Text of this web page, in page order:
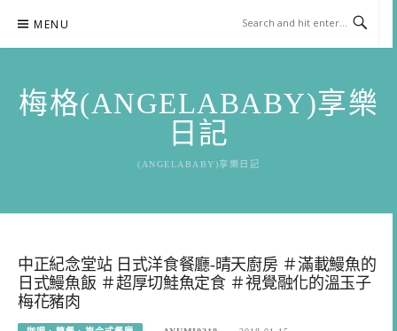
content
MENU
梅格(ANGELABABY)享樂
日記
(ANGELABABY)享樂日記
中正紀念堂站 日式洋食餐廳-晴天廚房 ＃滿載鰻魚的
日式鰻魚飯 ＃超厚切鮭魚定食 ＃視覺融化的溫玉子
梅花豬肉